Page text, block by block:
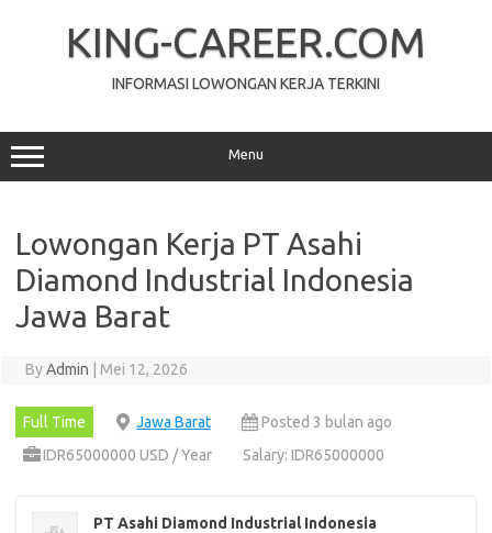
KING-CAREER.COM
INFORMASI LOWONGAN KERJA TERKINI
Menu
Lowongan Kerja PT Asahi
Diamond Industrial Indonesia
Jawa Barat
ByAdmin Mei 12, 2026
Full Time Jawa Barat
Posted 3 bulan ago
IDR65000000 USD / Year
Salary: IDR65000000
PT Asahi Diamond Industrial Indonesia